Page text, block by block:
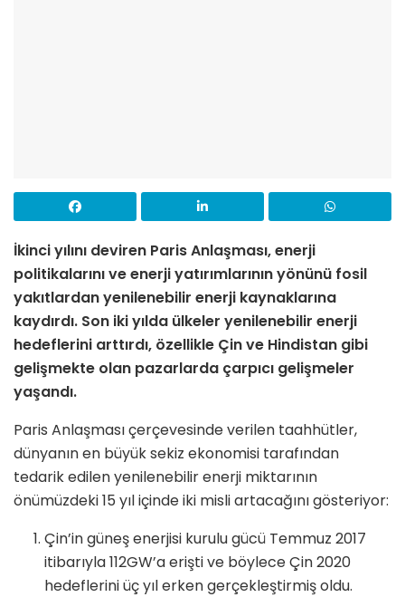
İkinci yılını deviren Paris Anlaşması, enerji
politikalarını ve enerji yatırımlarının yönünü fosil
yakıtlardan yenilenebilir enerji kaynaklarına
kaydırdı. Son iki yılda ülkeler yenilenebilir enerji
hedeflerini arttırdı, özellikle Çin ve Hindistan gibi
gelişmekte olan pazarlarda çarpıcı gelişmeler
yaşandı.
Paris Anlaşması çerçevesinde verilen taahhütler,
dünyanın en büyük sekiz ekonomisi tarafından
tedarik edilen yenilenebilir enerji miktarının
önümüzdeki 15 yıl içinde iki misli artacağını gösteriyor:
Çin’in güneş enerjisi kurulu gücü Temmuz 2017
itibarıyla 112GW’a erişti ve böylece Çin 2020
hedeflerini üç yıl erken gerçekleştirmiş oldu.